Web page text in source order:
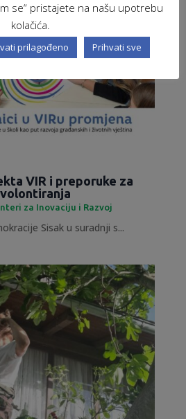
VIR i preporuke za
za Inovaciju i Razvoj
Sisak u suradnji s...
se“ pristajete na našu upotrebu
kolačića.
prilagođeno Prihvati sve